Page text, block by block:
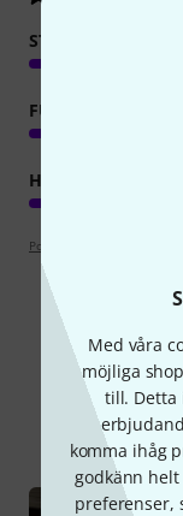
Med våra
möjliga
till. Detta
komma ihåg
godkänn
preferenser,
STABILITET
FUNKTION
Poängpolicy